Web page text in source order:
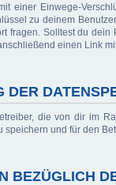
einer Einwege-
zu deinem
fragen. Solltest du dein
einen Link
DER
die von dir im
speichern und für den
BEZÜGLICH